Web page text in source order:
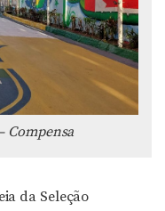
Compensa
da Seleção